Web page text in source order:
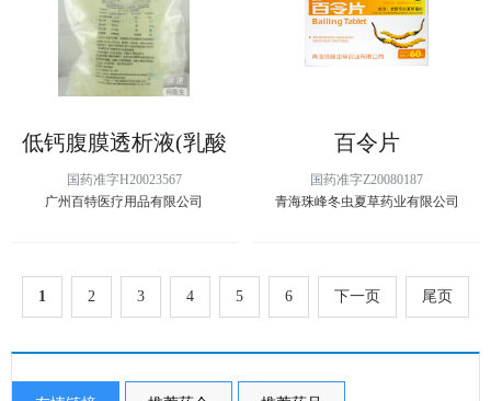
低钙腹膜透析液(乳酸
国药准字H20023567
广州百特医疗用品有限公司
百令片
国药准字Z20080187
青海珠峰冬虫夏草药业有限公司
1 2 3 4 5 6 下一页 尾页